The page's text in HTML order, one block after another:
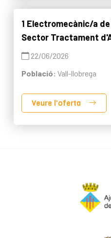
1 Electromecànic/a
Sector Tractament
22/06/2026
Població: Vall-llobrega
Veure l'oferta